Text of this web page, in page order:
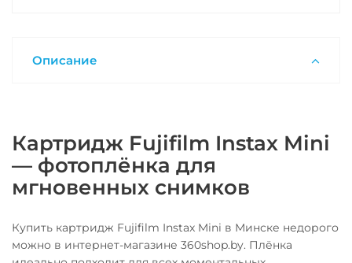
Описание
Картридж Fujifilm Instax Mini
— фотоплёнка для
мгновенных снимков
Купить картридж Fujifilm Instax Mini в Минске недорого
можно в интернет-магазине 360shop.by. Плёнка